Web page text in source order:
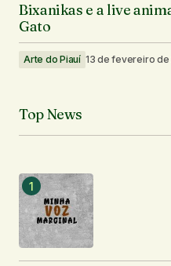
Bixanikas e a live
Gato
Arte do Piauí 13 de fevereiro de
Top News